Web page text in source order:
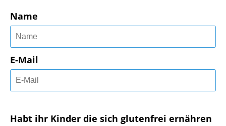
Name
E-Mail
Habt ihr Kinder die sich glutenfrei ernähren